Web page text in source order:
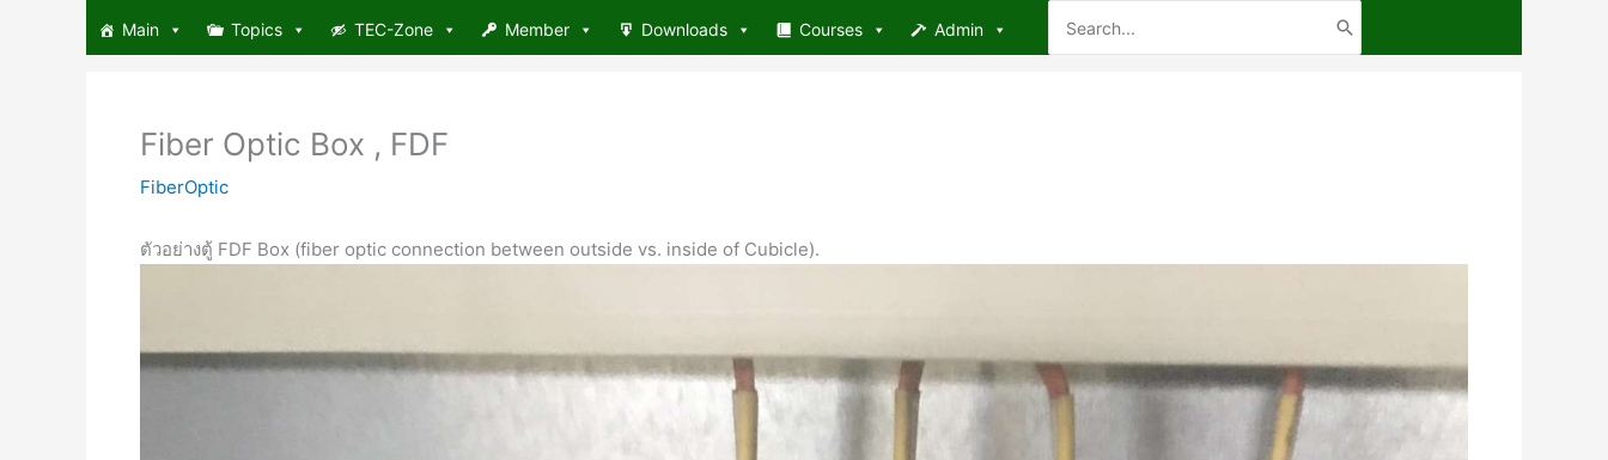
Main Topics TEC-Zone Member Downloads Courses Admin
for:
Fiber Optic Box , FDF
FiberOptic
ตัวอย่างตู้ FDF Box (fiber optic connection between outside vs. inside of Cubicle).